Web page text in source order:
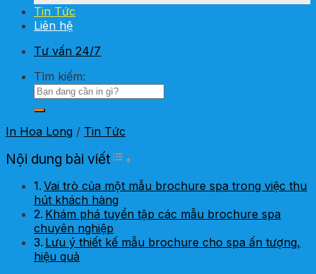
Tin Tức
Liên hệ
Tư vấn 24/7
Tìm kiếm:
In Hoa Long / Tin Tức
Nội dung bài viết Toggle Table of Content
Vai trò của một mẫu brochure spa trong việc thu
hút khách hàng
Khám phá tuyển tập các mẫu brochure spa
chuyên nghiệp
Lưu ý thiết kế mẫu brochure cho spa ấn tượng,
hiệu quả